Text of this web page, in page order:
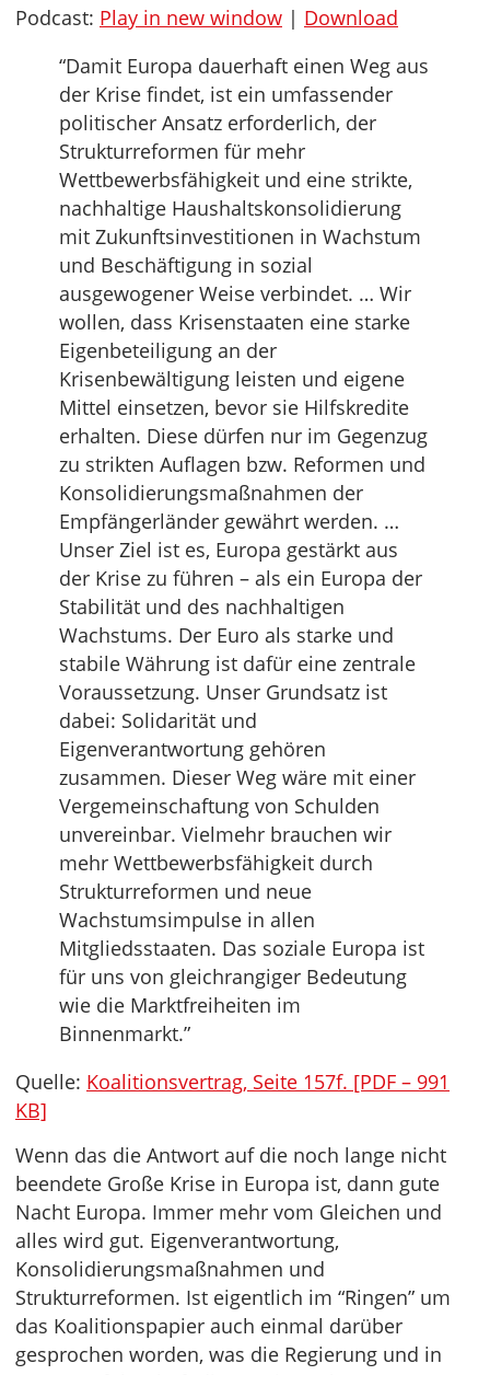
Podcast: Play in new window | Download
“Damit Europa dauerhaft einen Weg aus
der Krise findet, ist ein umfassender
politischer Ansatz erforderlich, der
Strukturreformen für mehr
Wettbewerbsfähigkeit und eine strikte,
nachhaltige Haushaltskonsolidierung
mit Zukunftsinvestitionen in Wachstum
und Beschäftigung in sozial
ausgewogener Weise verbindet. … Wir
wollen, dass Krisenstaaten eine starke
Eigenbeteiligung an der
Krisenbewältigung leisten und eigene
Mittel einsetzen, bevor sie Hilfskredite
erhalten. Diese dürfen nur im Gegenzug
zu strikten Auflagen bzw. Reformen und
Konsolidierungsmaßnahmen der
Empfängerländer gewährt werden. …
Unser Ziel ist es, Europa gestärkt aus
der Krise zu führen – als ein Europa der
Stabilität und des nachhaltigen
Wachstums. Der Euro als starke und
stabile Währung ist dafür eine zentrale
Voraussetzung. Unser Grundsatz ist
dabei: Solidarität und
Eigenverantwortung gehören
zusammen. Dieser Weg wäre mit einer
Vergemeinschaftung von Schulden
unvereinbar. Vielmehr brauchen wir
mehr Wettbewerbsfähigkeit durch
Strukturreformen und neue
Wachstumsimpulse in allen
Mitgliedsstaaten. Das soziale Europa ist
für uns von gleichrangiger Bedeutung
wie die Marktfreiheiten im
Binnenmarkt.”
Quelle: Koalitionsvertrag, Seite 157f. [PDF – 991
KB]
Wenn das die Antwort auf die noch lange nicht
beendete Große Krise in Europa ist, dann gute
Nacht Europa. Immer mehr vom Gleichen und
alles wird gut. Eigenverantwortung,
Konsolidierungsmaßnahmen und
Strukturreformen. Ist eigentlich im “Ringen” um
das Koalitionspapier auch einmal darüber
gesprochen worden, was die Regierung und in